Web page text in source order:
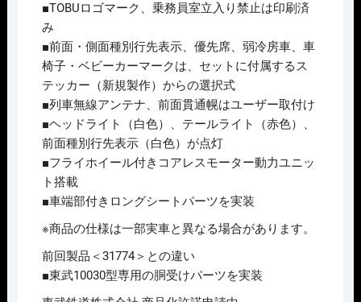
■TOBUロゴマーク、乗務員室立入り禁止は印刷済
み
■前面・側面種別行先表示、優先席、弱冷房車、車
椅子・ベビーカーマークは、セットに付属するス
テッカー（新規製作）からの選択式
■列車無線アンテナ、前面貫通幌はユーザー取付け
■ヘッドライト（白色）、テールライト（赤色）、
前面種別行先表示（白色）が点灯
■フライホイール付きコアレスモーター動力ユニッ
ト搭載
■車端部付きロングシートパーツを実装
※商品の仕様は一部実車と異なる場合があります。
前回製品＜31774＞との違い
■東武10030型専用の胴受けパーツを実装